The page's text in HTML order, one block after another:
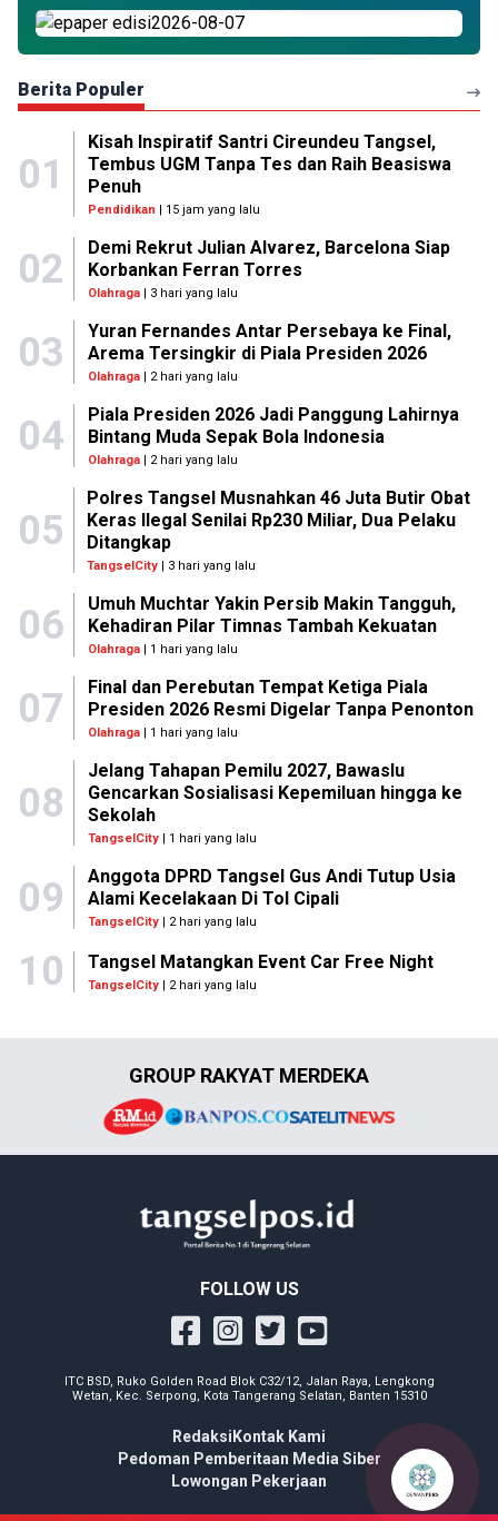
Berita Populer
01
Kisah Inspiratif Santri Cireundeu Tangsel,
Tembus UGM Tanpa Tes dan Raih Beasiswa
Penuh
Pendidikan | 15 jam yang lalu
02
Demi Rekrut Julian Alvarez, Barcelona Siap
Korbankan Ferran Torres
Olahraga| 3 hari yang lalu
03
Yuran Fernandes Antar Persebaya ke Final,
Arema Tersingkir di Piala Presiden 2026
Olahraga| 2 hari yang lalu
04
Piala Presiden 2026 Jadi Panggung Lahirnya
Bintang Muda Sepak Bola Indonesia
Olahraga| 2 hari yang lalu
05
Polres Tangsel Musnahkan 46 Juta Butir Obat
Keras Ilegal Senilai Rp230 Miliar, Dua Pelaku
Ditangkap
TangselCity | 3 hari yang lalu
06
Umuh Muchtar Yakin Persib Makin Tangguh,
Kehadiran Pilar Timnas Tambah Kekuatan
Olahraga| 1 hari yang lalu
07
Final dan Perebutan Tempat Ketiga Piala
Presiden 2026 Resmi Digelar Tanpa Penonton
Olahraga| 1 hari yang lalu
08
Jelang Tahapan Pemilu 2027, Bawaslu
Gencarkan Sosialisasi Kepemiluan hingga ke
Sekolah
TangselCity| 1 hari yang lalu
09
Anggota DPRD Tangsel Gus Andi Tutup Usia
Alami Kecelakaan Di Tol Cipali
TangselCity| 2 hari yang lalu
10 Tangsel Matangkan Event Car Free Night
TangselCity | 2 hari yang lalu
GROUP RAKYAT MERDEKA
FOLLOW US
ITC BSD, Ruko Golden Road Blok C32/12, Jalan Raya, Lengkong
Wetan, Kec. Serpong, Kota Tangerang Selatan, Banten 15310
Redaksi Kontak Kami
Pedoman Pemberitaan Media Siber
Lowongan Pekerjaan